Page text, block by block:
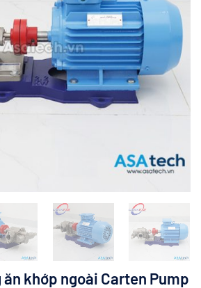
khớp ngoài Carten Pump